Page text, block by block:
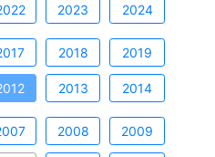
2023 2024
2018 2019
2013 2014
2008 2009